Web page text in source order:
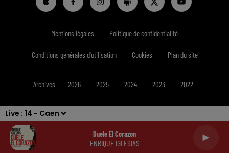
Live : 14 - Caen
Duele El Corazon
ENRIQUE IGLESIAS
Mentions légales Politique de confidentialité
Conditions générales d'utilisation Cookies Plan du site
Archives 2026 2025 2024 2023 2022